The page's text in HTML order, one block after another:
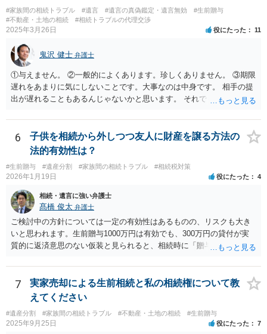
戻しをすべて免除する」というのがオーソドックスなものですが、ご
心配ならば、弁護士のところに行って、特別受益となりそうな贈与に
ついて説明した上で、適切な文言についてご相談してみてはいかがで
しょうか。
#家族間の相続トラブル #遺言 #遺言の真偽鑑定・遺言無効
#生前贈与
#不動産・土地の相続
#相続トラブルの代理交渉
2025年3月26日 役にたった 11
鬼沢 健士 弁護士
①与えません。 ②一般的によくあります。珍しくありません。 ③期限
遅れをあまりに気にしないことです。大事なのは中身です。 相手の提
出が遅れることもあるんじゃないかと思います。 それでもあなた有利
6
子供を相続から外しつつ友人に財産を譲る方法の
法的有効性は？
#生前贈与 #遺産分割 #家族間の相続トラブル #相続税対策
2026年1月19日 役にたった 4
相続・遺言に強い弁護士
髙橋 俊太 弁護士
ご検討中の方針については一定の有効性はあるものの、リスクも大き
いと思われます。生前贈与1000万円は有効でも、300万円の貸付が実
質的に返済意思のない仮装と見られると、相続時に「贈与」と評価さ
法として考えられるものとしては、 ①信託（家族信託・目的信託） 財
産を信託口に移し、受託者（信頼できる友人や専門職）に管理させ、
・生存中はあなたの生活費・介護費に優先充当 ・残余を友人や慈善団
体へ と使途を厳格に指定。相続ではなく信託帰属になるため、子の関
与を大きく排除できます。 ②遺言＋生命保険の組合せ 生活資金は手元
に残し、余剰資金で受取人を友人・団体にした保険を活用。保険金は
7
実家売却による生前相続と私の相続権について教
えてください
#遺産分割 #家族間の相続トラブル #不動産・土地の相続 #生前贈与
2025年9月25日 役にたった 7